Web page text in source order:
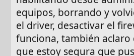
equipos, borrando y
el driver, desactivar el
funciona, también aclaro
que estoy segura que